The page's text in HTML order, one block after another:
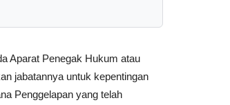
Aparat Penegak Hukum atau
jabatannya untuk kepentingan
Penggelapan yang telah